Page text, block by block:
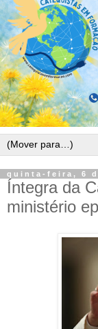
quinta-feira, 6
Íntegra da
ministério